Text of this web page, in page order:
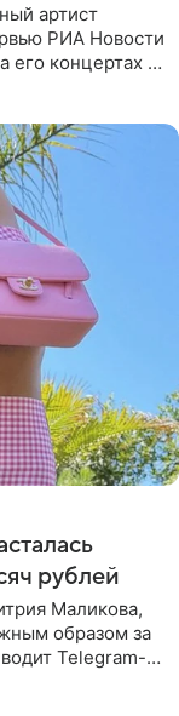
артист
РИА Новости
его концертах в
рублей
Маликова,
образом за
Telegram-